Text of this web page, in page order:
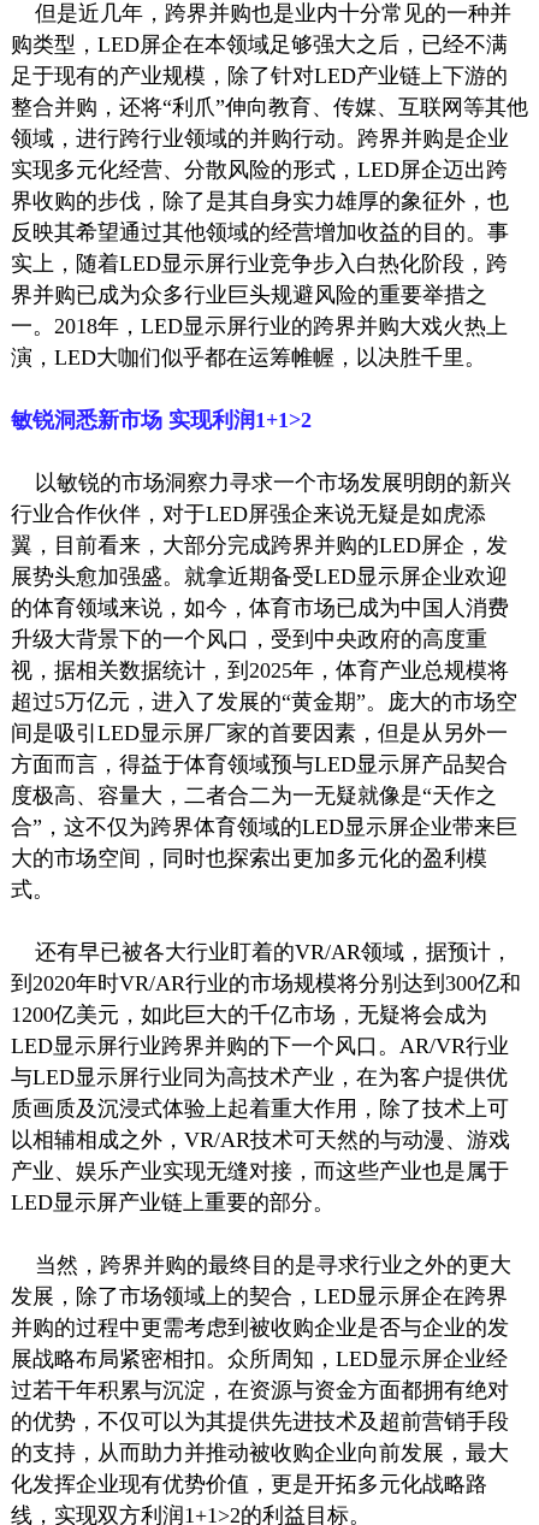
但是近几年，跨界并购也是业内十分常见的一种并
购类型，LED屏企在本领域足够强大之后，已经不满
足于现有的产业规模，除了针对LED产业链上下游的
整合并购，还将“利爪”伸向教育、传媒、互联网等其他
领域，进行跨行业领域的并购行动。跨界并购是企业
实现多元化经营、分散风险的形式，LED屏企迈出跨
界收购的步伐，除了是其自身实力雄厚的象征外，也
反映其希望通过其他领域的经营增加收益的目的。事
实上，随着LED显示屏行业竞争步入白热化阶段，跨
界并购已成为众多行业巨头规避风险的重要举措之
一。2018年，LED显示屏行业的跨界并购大戏火热上
演，LED大咖们似乎都在运筹帷幄，以决胜千里。
敏锐洞悉新市场 实现利润1+1>2
以敏锐的市场洞察力寻求一个市场发展明朗的新兴
行业合作伙伴，对于LED屏强企来说无疑是如虎添
翼，目前看来，大部分完成跨界并购的LED屏企，发
展势头愈加强盛。就拿近期备受LED显示屏企业欢迎
的体育领域来说，如今，体育市场已成为中国人消费
升级大背景下的一个风口，受到中央政府的高度重
视，据相关数据统计，到2025年，体育产业总规模将
超过5万亿元，进入了发展的“黄金期”。庞大的市场空
间是吸引LED显示屏厂家的首要因素，但是从另外一
方面而言，得益于体育领域预与LED显示屏产品契合
度极高、容量大，二者合二为一无疑就像是“天作之
合”，这不仅为跨界体育领域的LED显示屏企业带来巨
大的市场空间，同时也探索出更加多元化的盈利模
式。
还有早已被各大行业盯着的VR/AR领域，据预计，
到2020年时VR/AR行业的市场规模将分别达到300亿和
1200亿美元，如此巨大的千亿市场，无疑将会成为
LED显示屏行业跨界并购的下一个风口。AR/VR行业
与LED显示屏行业同为高技术产业，在为客户提供优
质画质及沉浸式体验上起着重大作用，除了技术上可
以相辅相成之外，VR/AR技术可天然的与动漫、游戏
产业、娱乐产业实现无缝对接，而这些产业也是属于
LED显示屏产业链上重要的部分。
当然，跨界并购的最终目的是寻求行业之外的更大
发展，除了市场领域上的契合，LED显示屏企在跨界
并购的过程中更需考虑到被收购企业是否与企业的发
展战略布局紧密相扣。众所周知，LED显示屏企业经
过若干年积累与沉淀，在资源与资金方面都拥有绝对
的优势，不仅可以为其提供先进技术及超前营销手段
的支持，从而助力并推动被收购企业向前发展，最大
化发挥企业现有优势价值，更是开拓多元化战略路
线，实现双方利润1+1>2的利益目标。